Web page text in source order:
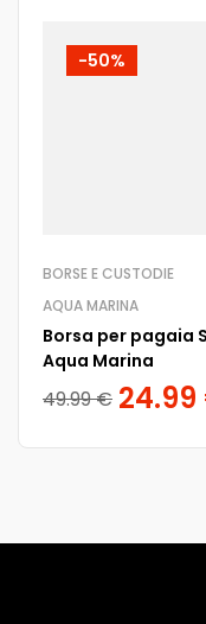
-50%
BORSE E CUSTODIE
AQUA MARINA
Borsa per pagaia
Aqua Marina
49.99€ 24.99